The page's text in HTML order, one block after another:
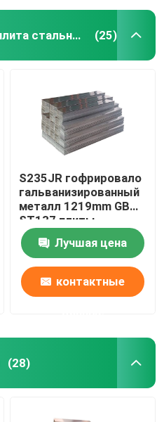
Гальванизированная плита стального листа (25)
S235JR гофрировало
гальванизированный
металл 1219mm GB
ST137 плиты
стального листа
Лучшая цена
контактные
(28)